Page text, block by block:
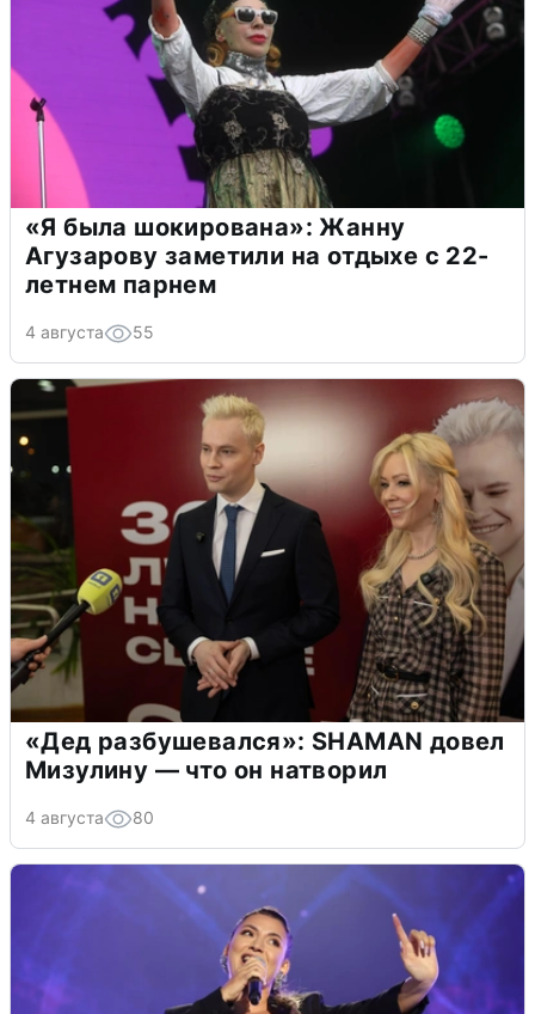
«Я была шокирована»: Жанну
Агузарову заметили на отдыхе с 22-
летнем парнем
4 августа 55
«Дед разбушевался»: SHAMAN довел
Мизулину — что он натворил
4 августа 80